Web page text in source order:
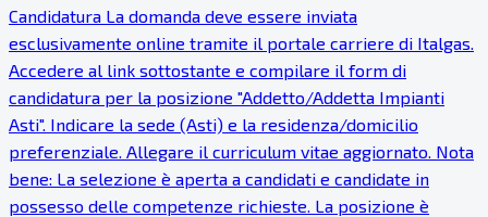
Candidatura La domanda deve essere inviata
esclusivamente online tramite il portale carriere di Italgas.
Accedere al link sottostante e compilare il form di
candidatura per la posizione "Addetto/Addetta Impianti
Asti". Indicare la sede (Asti) e la residenza/domicilio
preferenziale. Allegare il curriculum vitae aggiornato. Nota
bene: La selezione è aperta a candidati e candidate in
possesso delle competenze richieste. La posizione è